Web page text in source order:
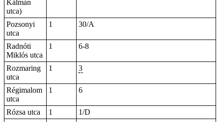
Kálmán
utca)
Pozsonyi
utca
1 30/A
Radnóti
Miklós utca
1 6-8
Rozmaring
utca
1 3
Régimalom
utca
1 6
Rózsa utca 1
1/D